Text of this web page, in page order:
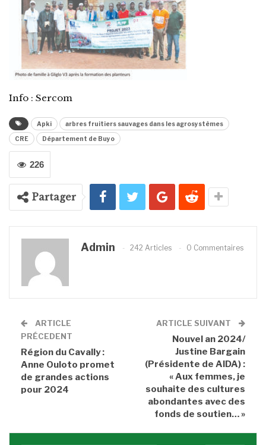
Info : Sercom
Apki arbres fruitiers sauvages dans les agrosystèmes
CRE Département de Buyo
226
Partager
Admin 242 Articles 0 Commentaires
ARTICLE
PRÉCEDENT
Région du Cavally :
Anne Ouloto promet
de grandes actions
pour 2024
ARTICLE SUIVANT
Nouvel an 2024/
Justine Bargain
(Présidente de AIDA) :
« Aux femmes, je
souhaite des cultures
abondantes avec des
fonds de soutien… »